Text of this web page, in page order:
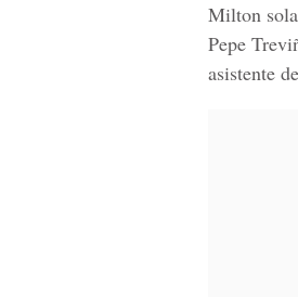
Milton
Pepe
asistente